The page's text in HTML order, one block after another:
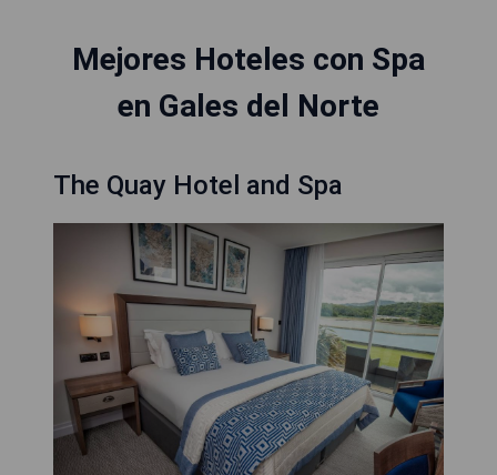
Mejores Hoteles con Spa
en Gales del Norte
The Quay Hotel and Spa